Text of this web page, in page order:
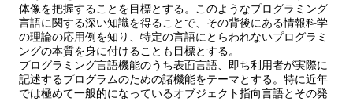
体像を把握することを目標とする。このようなプログラミング
言語に関する深い知識を得ることで、その背後にある情報科学
の理論の応用例を知り、特定の言語にとらわれないプログラミ
ングの本質を身に付けることも目標とする。
プログラミング言語機能のうち表面言語、即ち利用者が実際に
記述するプログラムのための諸機能をテーマとする。特に近年
では極めて一般的になっているオブジェクト指向言語とその発